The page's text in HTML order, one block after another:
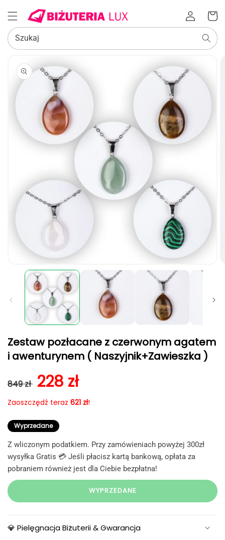
Zaloguj
się
Koszyk
Szukaj
POMIŃ, ABY
PRZEJŚĆ
INFORMACJI
PRODUKCIE
multimedia
oknie
modalnym
Zestaw pozłacane z czerwonym agatem
i awenturynem ( Naszyjnik+Zawieszka )
Cena regularna
849 zł Cena sprzedaży
228 zł
Zaoszczędź teraz 621 zł!
Wyprzedane
Z wliczonym podatkiem. Przy zamówieniach powyżej 300zł
wysyłka Gratis 💳 Jeśli płacisz kartą bankową, opłata za
pobraniem również jest dla Ciebie bezpłatna!
WYPRZEDANE
💎 Pielęgnacja Biżuterii & Gwarancja